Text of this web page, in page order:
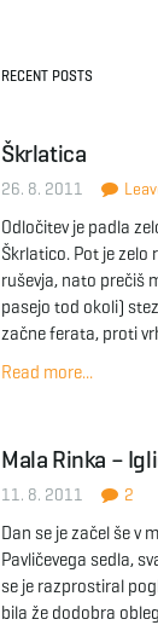
RECENT POSTS
Škrlatica
26. 8. 2011
Odločitev je padla
Škrlatico. Pot je zelo
ruševja, nato prečiš
pasejo tod okoli)
začne ferata, proti
Read more...
Mala Rinka –
11. 8. 2011 2
Dan se je začel še v
Pavličevega sedla,
se je razprostiral
bila že dodobra